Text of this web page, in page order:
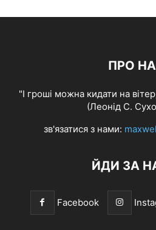
ПРО
"І гроші можна кидати на
(Леонід С.
зв'язатися з нами:
ЙДИ ЗА
Facebook